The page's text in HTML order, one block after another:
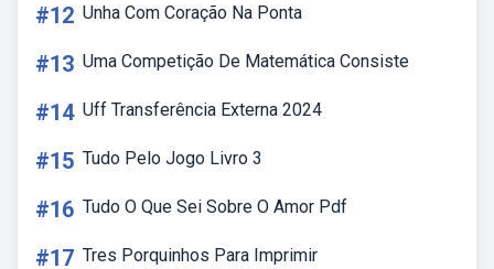
#12 Unha Com Coração Na Ponta
#13 Uma Competição De Matemática Consiste
#14 Uff Transferência Externa 2024
#15 Tudo Pelo Jogo Livro 3
#16 Tudo O Que Sei Sobre O Amor Pdf
#17 Tres Porquinhos Para Imprimir